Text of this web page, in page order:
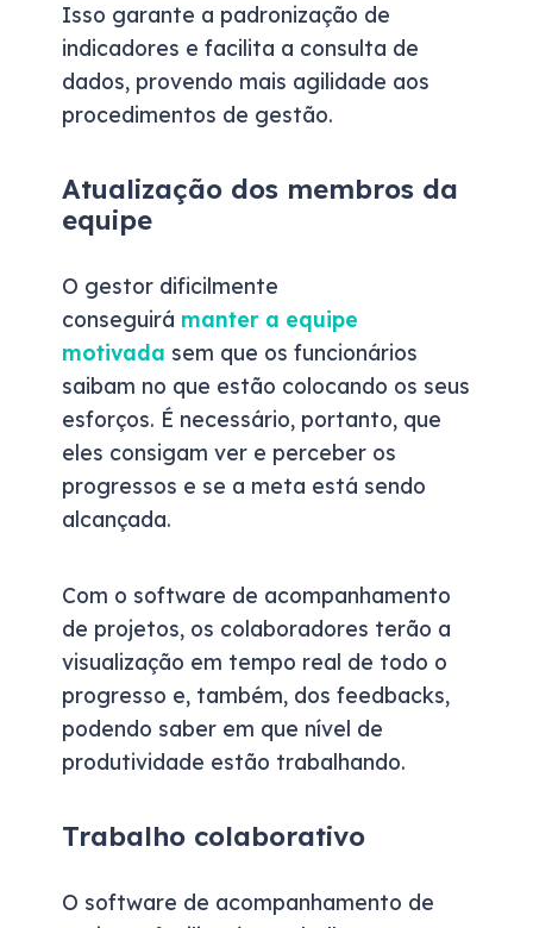
Isso garante a padronização de
indicadores e facilita a consulta de
dados, provendo mais agilidade aos
procedimentos de gestão.
Atualização dos membros da
equipe
O gestor dificilmente
conseguirá manter a equipe
motivada sem que os funcionários
saibam no que estão colocando os seus
esforços. É necessário, portanto, que
eles consigam ver e perceber os
progressos e se a meta está sendo
alcançada.
Com o software de acompanhamento
de projetos, os colaboradores terão a
visualização em tempo real de todo o
progresso e, também, dos feedbacks,
podendo saber em que nível de
produtividade estão trabalhando.
Trabalho colaborativo
O software de acompanhamento de